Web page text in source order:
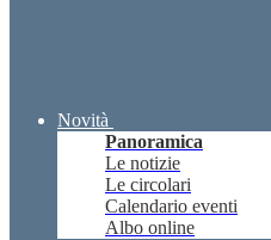
Novità
Panoramica
Le notizie
Le circolari
Calendario eventi
Albo online